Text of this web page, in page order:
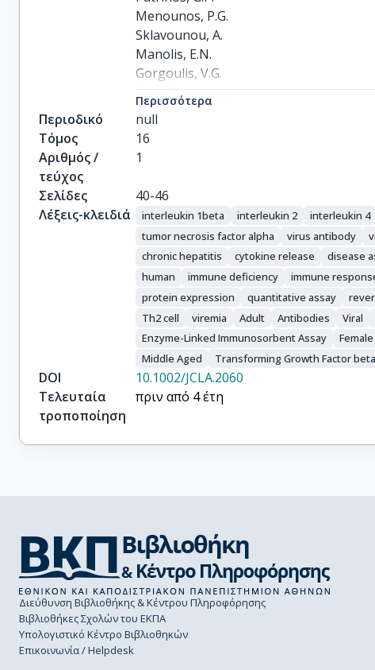
Menounos, P.G.
Sklavounou, A.
Manolis, E.N.
Gorgoulis, V.G.
Valis, D.
Περισσότερα
Περιοδικό
null
Τόμος
16
Αριθμός /
τεύχος
1
Σελίδες
40-46
Λέξεις-κλειδιά
interleukin 1beta interleukin 2 interleukin 4
tumor necrosis factor alpha
virus antibody
chronic hepatitis
cytokine release disease
human
immune deficiency immune
protein expression
quantitative assay
Th2 cell
viremia Adult Antibodies Viral
Enzyme-Linked Immunosorbent Assay
Female
Middle Aged
Transforming Growth Factor beta
DOI
10.1002/JCLA.2060
Τελευταία
τροποποίηση
πριν από 4 έτη
Διεύθυνση Βιβλιοθήκης & Κέντρου Πληροφόρησης
Βιβλιοθήκες Σχολών του ΕΚΠΑ
Υπολογιστικό Κέντρο Βιβλιοθηκών
Επικοινωνία / Helpdesk